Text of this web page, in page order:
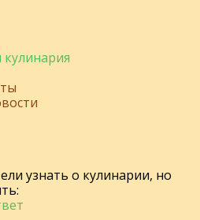
узнать о кулинарии, но